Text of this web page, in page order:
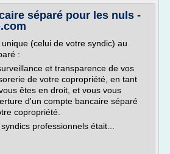
séparé pour les nuls -
(celui de votre syndic) au
:
et transparence de vos
de votre copropriété, en tant
êtes en droit, et vous vous
d'un compte bancaire séparé
copropriété.
professionnels était...